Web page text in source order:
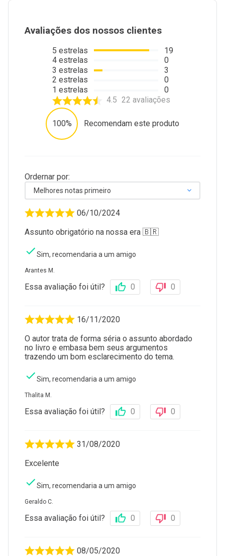
Avaliações dos nossos clientes
5 estrelas
4 estrelas
3 estrelas
2 estrelas
1 estrelas
19
0
3
0
0
4.5 22 avaliações
100% Recomendam este produto
Ordernar por:
Melhores notas primeiro
06/10/2024
Assunto obrigatório na nossa era 🇧🇷
Sim, recomendaria a um amigo
Arantes M.
Essa avaliação foi útil? 0 0
16/11/2020
O autor trata de forma séria o assunto abordado
no livro e embasa bem seus argumentos
trazendo um bom esclarecimento do tema.
Sim, recomendaria a um amigo
Thalita M.
Essa avaliação foi útil? 0 0
31/08/2020
Excelente
Sim, recomendaria a um amigo
Geraldo C.
Essa avaliação foi útil? 0 0
08/05/2020